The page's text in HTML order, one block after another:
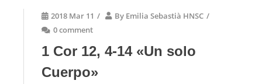
2018 Mar 11 / By Emilia Sebastià HNSC /
0 comment
1 Cor 12, 4-14 «Un solo
Cuerpo»